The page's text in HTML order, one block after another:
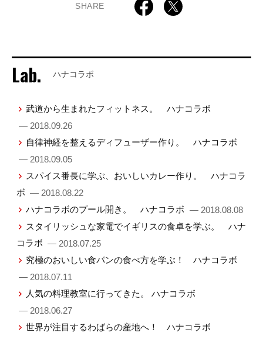
SHARE
Lab. ハナコラボ
武道から生まれたフィットネス。 ハナコラボ
— 2018.09.26
自律神経を整えるディフューザー作り。 ハナコラボ
— 2018.09.05
スパイス番長に学ぶ、おいしいカレー作り。 ハナコラ
ボ — 2018.08.22
ハナコラボのプール開き。 ハナコラボ — 2018.08.08
スタイリッシュな家電でイギリスの食卓を学ぶ。 ハナ
コラボ — 2018.07.25
究極のおいしい食パンの食べ方を学ぶ！ ハナコラボ
— 2018.07.11
人気の料理教室に行ってきた。 ハナコラボ
— 2018.06.27
世界が注目するわばらの産地へ！ ハナコラボ